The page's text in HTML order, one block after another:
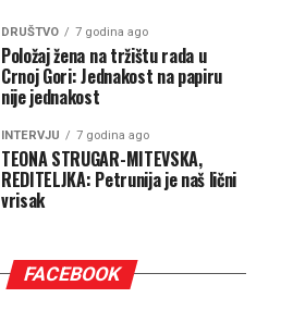
DRUŠTVO 7 godina ago
Položaj žena na tržištu rada u
Crnoj Gori: Jednakost na papiru
nije jednakost
INTERVJU 7 godina ago
TEONA STRUGAR-MITEVSKA,
REDITELJKA: Petrunija je naš lični
vrisak
FACEBOOK